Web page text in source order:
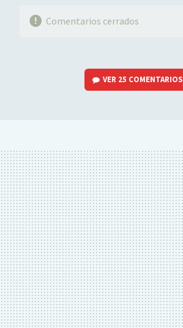
Comentarios cerrados
VER 25 COMENTARIOS